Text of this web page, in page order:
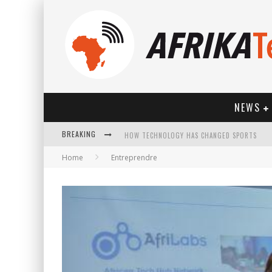
NEWS
BREAKING HOW TECHNOLOGY HAS CHANGED SPORTS
Home Entreprendre